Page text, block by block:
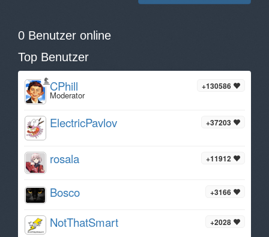
0 Benutzer online
Top Benutzer
+130586
CPhill
Moderator
+37203
ElectricPavlov
+11912
rosala
+3166
Bosco
+2028
NotThatSmart